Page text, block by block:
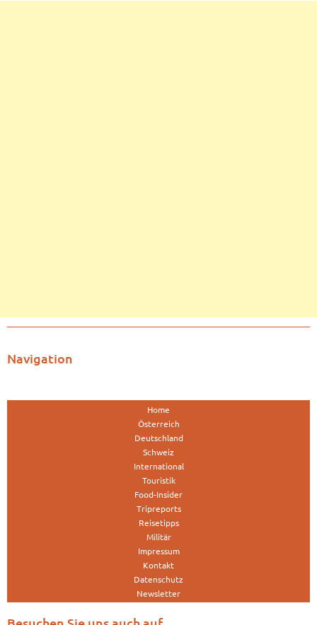
Navigation
Home
Österreich
Deutschland
Schweiz
International
Touristik
Food-Insider
Tripreports
Reisetipps
Militär
Impressum
Kontakt
Datenschutz
Newsletter